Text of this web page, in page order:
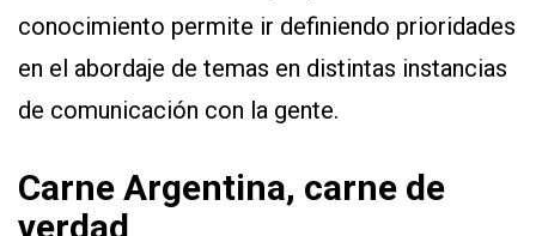
conocimiento permite ir definiendo prioridades
en el abordaje de temas en distintas instancias
de comunicación con la gente.
Carne Argentina, carne de
verdad